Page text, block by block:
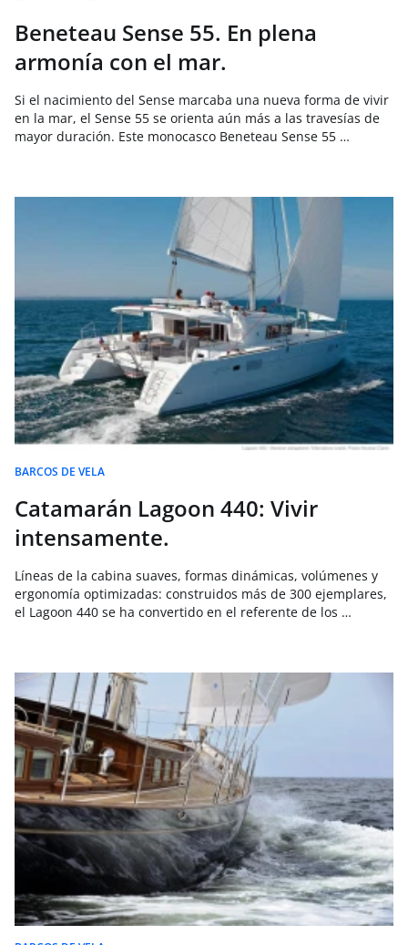
Beneteau Sense 55. En plena
armonía con el mar.
Si el nacimiento del Sense marcaba una nueva forma de vivir
en la mar, el Sense 55 se orienta aún más a las travesías de
mayor duración. Este monocasco Beneteau Sense 55 …
BARCOS DE VELA
Catamarán Lagoon 440: Vivir
intensamente.
Líneas de la cabina suaves, formas dinámicas, volúmenes y
ergonomía optimizadas: construidos más de 300 ejemplares,
el Lagoon 440 se ha convertido en el referente de los …